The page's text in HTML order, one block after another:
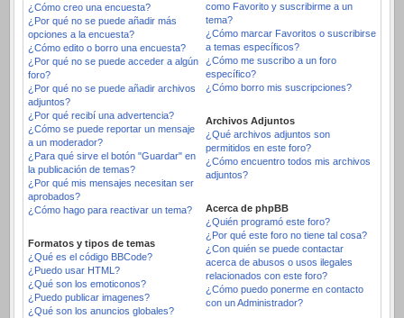
¿Cómo creo una encuesta?
¿Por qué no se puede añadir más
opciones a la encuesta?
¿Cómo edito o borro una encuesta?
¿Por qué no se puede acceder a algún
foro?
¿Por qué no se puede añadir archivos
adjuntos?
¿Por qué recibí una advertencia?
¿Cómo se puede reportar un mensaje
a un moderador?
¿Para qué sirve el botón "Guardar" en
la publicación de temas?
¿Por qué mis mensajes necesitan ser
aprobados?
¿Cómo hago para reactivar un tema?
Formatos y tipos de temas
¿Qué es el código BBCode?
¿Puedo usar HTML?
¿Qué son los emoticonos?
¿Puedo publicar imagenes?
¿Qué son los anuncios globales?
como Favorito y suscribirme a un
tema?
¿Cómo marcar Favoritos o suscribirse
a temas específicos?
¿Cómo me suscribo a un foro
específico?
¿Cómo borro mis suscripciones?
Archivos Adjuntos
¿Qué archivos adjuntos son
permitidos en este foro?
¿Cómo encuentro todos mis archivos
adjuntos?
Acerca de phpBB
¿Quién programó este foro?
¿Por qué este foro no tiene tal cosa?
¿Con quién se puede contactar
acerca de abusos o usos ilegales
relacionados con este foro?
¿Cómo puedo ponerme en contacto
con un Administrador?